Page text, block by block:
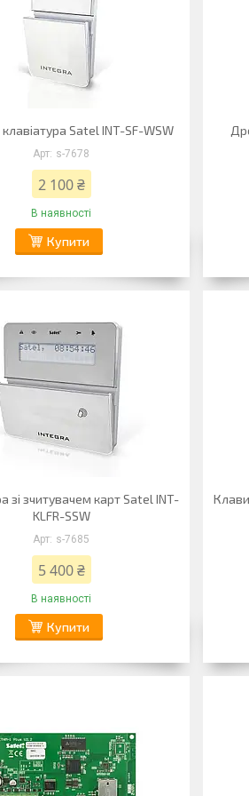
Satel INT-SF-WSW
s-7678
2 100 ₴
В наявності
Купити
зі зчитувачем карт Satel INT-
KLFR-SSW
s-7685
5 400 ₴
В наявності
Купити